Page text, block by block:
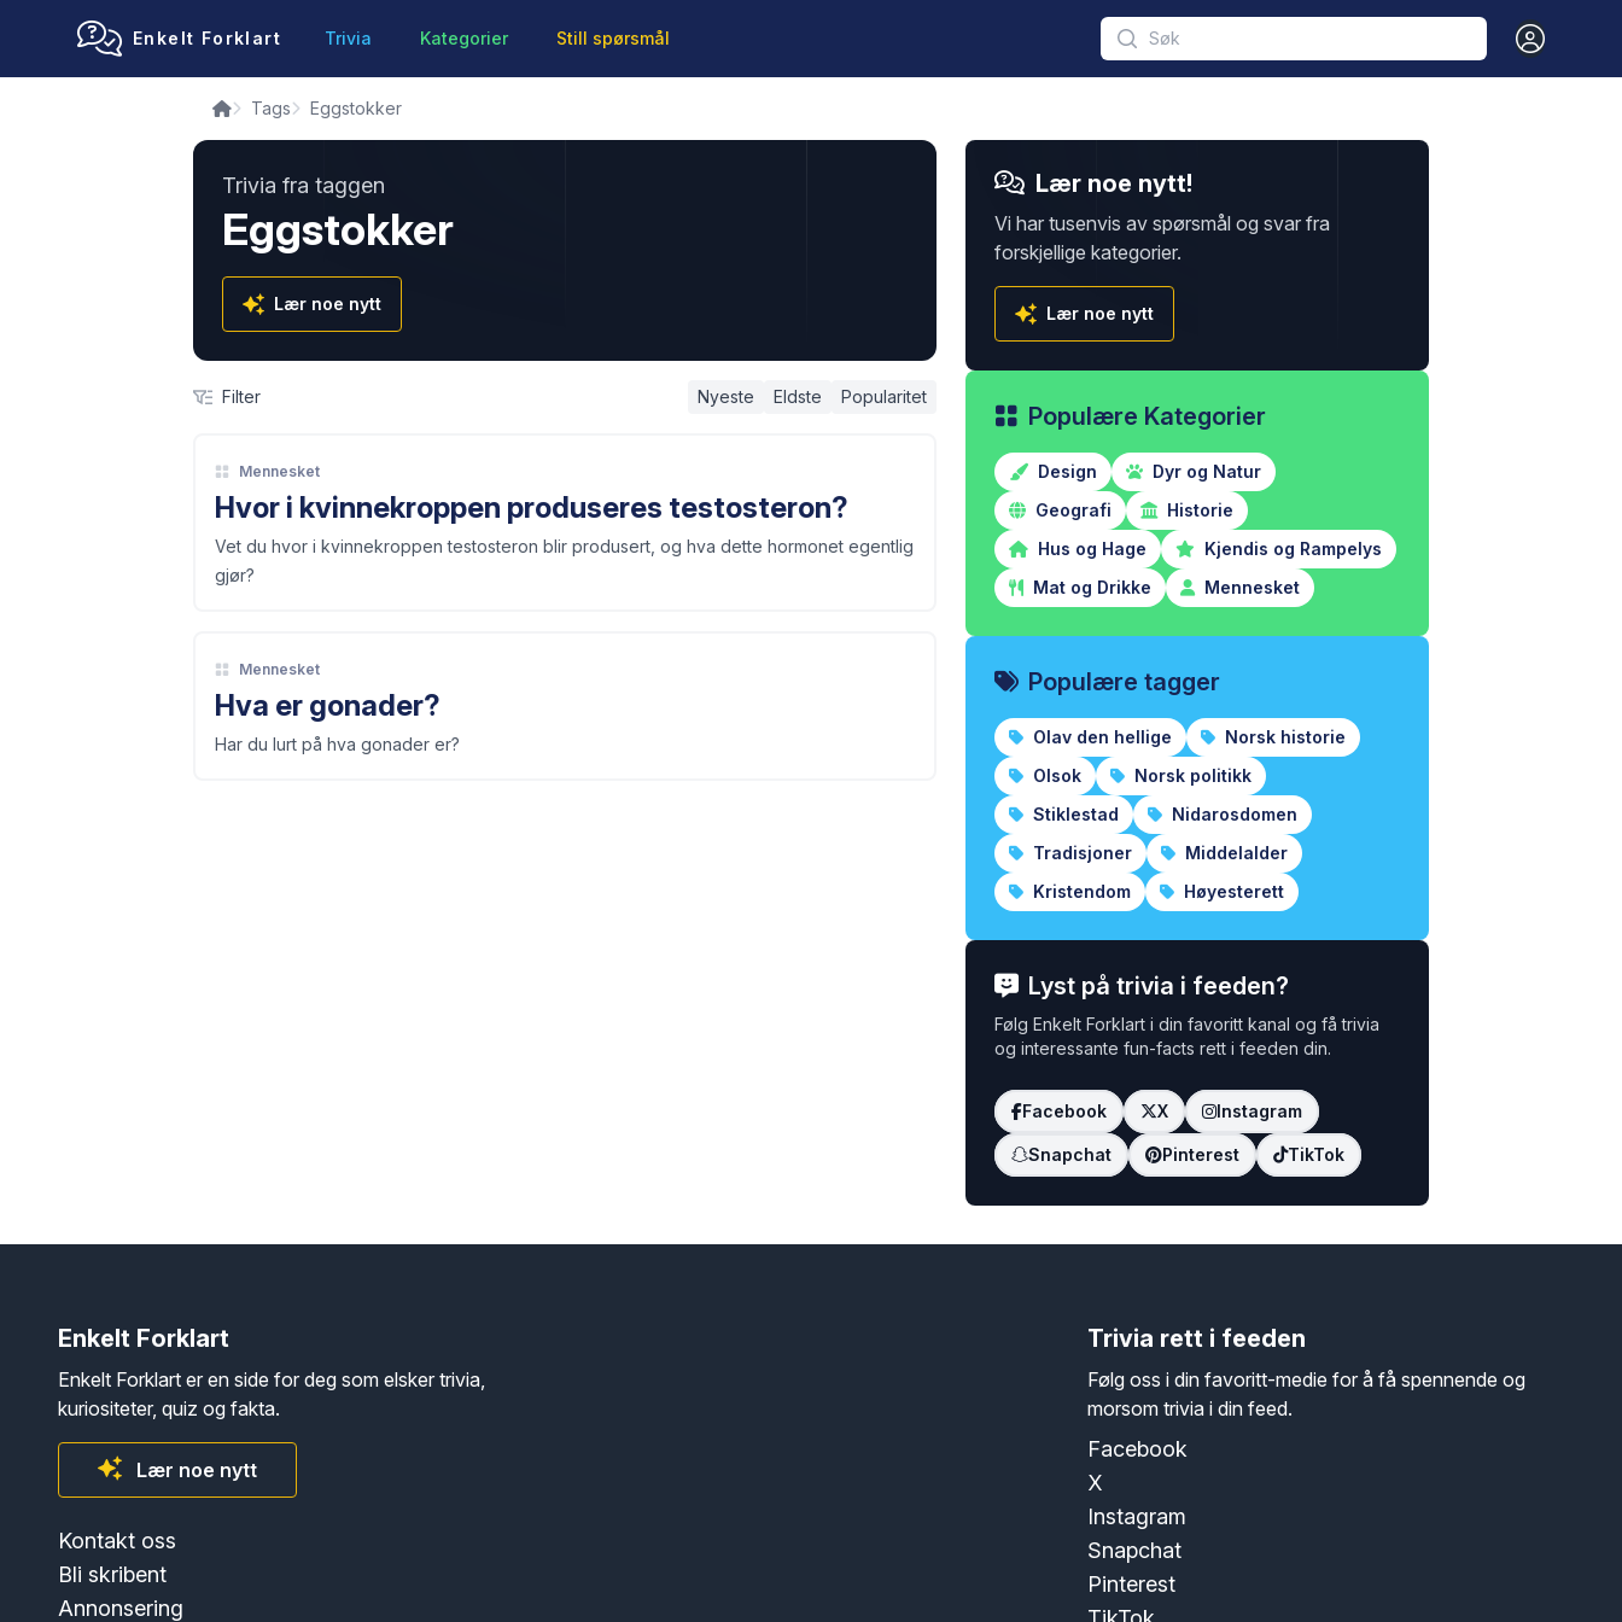
Enkelt Forklart Trivia Kategorier Still spørsmål Open user
Tags Eggstokker
Trivia fra taggen
Eggstokker
Lær noe nytt
Filter Nyeste Eldste Popularitet
Mennesket
Hvor i kvinnekroppen produseres testosteron?
Vet du hvor i kvinnekroppen testosteron blir produsert, og hva dette hormonet egentlig
gjør?
Mennesket
Hva er gonader?
Har du lurt på hva gonader er?
Lær noe nytt!
Vi har tusenvis av spørsmål og svar fra
forskjellige kategorier.
Lær noe nytt
Populære Kategorier
Design
Dyr og Natur
Geografi
Historie
Hus og Hage
Kjendis og Rampelys
Mat og Drikke
Mennesket
Populære tagger
Olav den hellige
Norsk historie
Olsok
Norsk politikk
Stiklestad
Nidarosdomen
Tradisjoner
Middelalder
Kristendom
Høyesterett
Lyst på trivia i feeden?
Følg Enkelt Forklart i din favoritt kanal og få trivia
og interessante fun-facts rett i feeden din.
Facebook X Instagram
Snapchat Pinterest TikTok
Enkelt Forklart
Enkelt Forklart er en side for deg som elsker trivia,
kuriositeter, quiz og fakta.
Lær noe nytt
Kontakt oss
Bli skribent
Annonsering
Trivia rett i feeden
Følg oss i din favoritt-medie for å få spennende og
morsom trivia i din feed.
Facebook
X
Instagram
Snapchat
Pinterest